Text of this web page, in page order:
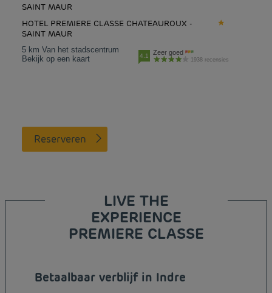
SAINT MAUR
HOTEL PREMIERE CLASSE CHATEAUROUX -
SAINT MAUR
5 km Van het stadscentrum
Bekijk op een kaart
4.1 Zeer goed
1938 recensies
Reserveren
LIVE THE
EXPERIENCE
PREMIERE CLASSE
Betaalbaar verblijf in Indre